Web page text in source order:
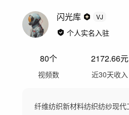
闪光库 VJ
个人实名入驻
80个
视频数
2172.66元
近30天收入